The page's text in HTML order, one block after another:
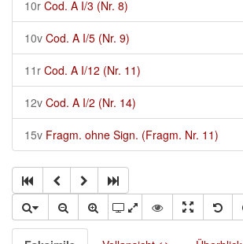
10r Cod. A I/3 (Nr. 8)
10v Cod. A I/5 (Nr. 9)
11r Cod. A I/12 (Nr. 11)
12v Cod. A I/2 (Nr. 14)
15v Fragm. ohne Sign. (Fragm. Nr. 11)